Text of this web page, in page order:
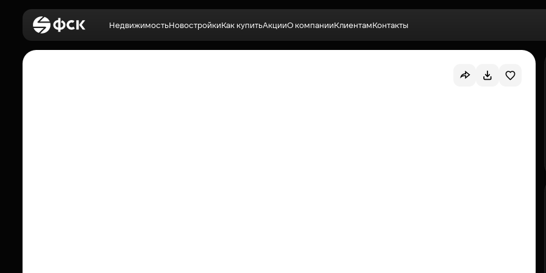
НедвижимостьНовостройкиКак купитьАкцииО компанииКлиентамКонтакты